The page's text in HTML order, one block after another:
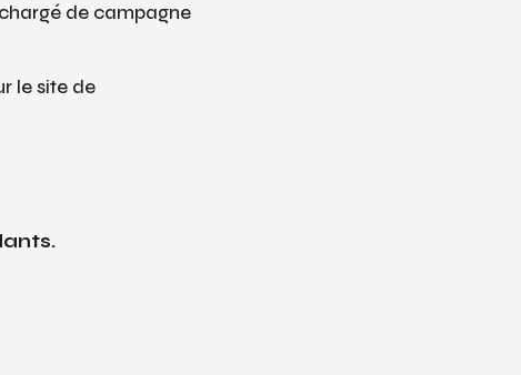
de campagne
le site de